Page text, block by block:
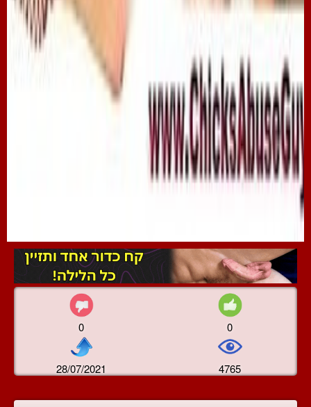
0 0
28/07/2021 4765